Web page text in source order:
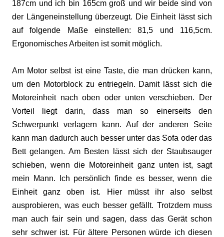
187cm und ich bin 165cm groß und wir beide sind von
der Längeneinstellung überzeugt. Die Einheit lässt sich
auf folgende Maße einstellen: 81,5 und 116,5cm.
Ergonomisches Arbeiten ist somit möglich.
Am Motor selbst ist eine Taste, die man drücken kann,
um den Motorblock zu entriegeln. Damit lässt sich die
Motoreinheit nach oben oder unten verschieben. Der
Vorteil liegt darin, dass man so einerseits den
Schwerpunkt verlagern kann. Auf der anderen Seite
kann man dadurch auch besser unter das Sofa oder das
Bett gelangen. Am Besten lässt sich der Staubsauger
schieben, wenn die Motoreinheit ganz unten ist, sagt
mein Mann. Ich persönlich finde es besser, wenn die
Einheit ganz oben ist. Hier müsst ihr also selbst
ausprobieren, was euch besser gefällt. Trotzdem muss
man auch fair sein und sagen, dass das Gerät schon
sehr schwer ist. Für ältere Personen würde ich diesen